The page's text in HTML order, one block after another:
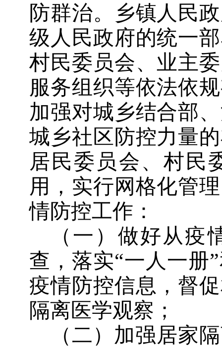
防群治。乡镇人民
级人民政府的统一
村民委员会、业主
服务组织等依法依
加强对城乡结合部
城乡社区防控力量
居民委员会、村民
用，实行网格化管
情防控工作：
（一）做好从疫
查，落实“一人一册
疫情防控信息，督
隔离医学观察；
（二）加强居家